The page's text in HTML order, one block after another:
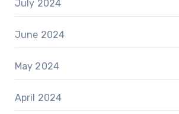
July 2024
June 2024
May 2024
April 2024